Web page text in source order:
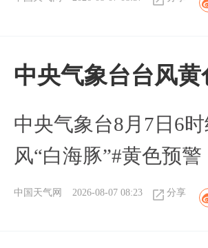
中央气象台台风黄
中央气象台8月7日6
风“白海豚”#黄色预警
中国天气网 2026-08-07 08:23 分享